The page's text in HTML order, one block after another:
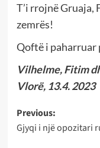
T’i rrojnë Gruaja,
zemrës!
Qoftë i paharruar
Vilhelme, Fitim
Vlorë, 13.4. 2023
Post
navigation
Previous:
Gjyqi i njё opozitari